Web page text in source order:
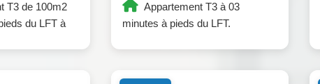
T3 de 100m2
du LFT à
Appartement T3 à 03
minutes à pieds du LFT.